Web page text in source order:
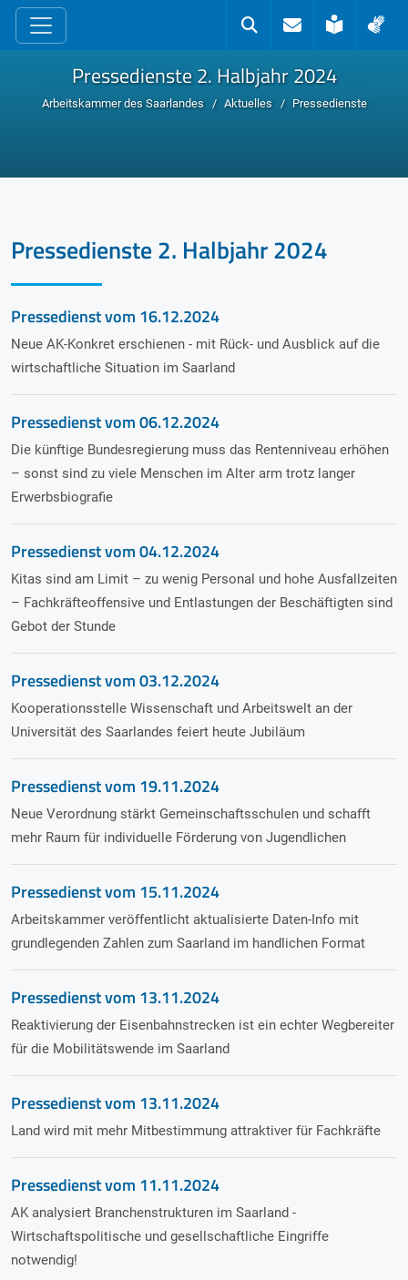
zum Inhalt
SucheKontakt
Leichte
Pressedienste 2. Halbjahr 2024
Arbeitskammer des Saarlandes Aktuelles Pressedienste
Pressedienste 2. Halbjahr 2024
Pressedienst vom 16.12.2024
Neue AK-Konkret erschienen - mit Rück- und Ausblick auf die
wirtschaftliche Situation im Saarland
Pressedienst vom06.12.2024
Die künftige Bundesregierung muss das Rentenniveau erhöhen
– sonst sind zu viele Menschen im Alter arm trotz langer
Erwerbsbiografie
Pressedienst vom04.12.2024
Kitas sind am Limit – zu wenig Personal und hohe Ausfallzeiten
– Fachkräfteoffensive und Entlastungen der Beschäftigten sind
Gebot der Stunde
Pressedienst vom03.12.2024
Kooperationsstelle Wissenschaft und Arbeitswelt an der
Universität des Saarlandes feiert heute Jubiläum
Pressedienst vom 19.11.2024
Neue Verordnung stärkt Gemeinschaftsschulen und schafft
mehr Raum für individuelle Förderung von Jugendlichen
Pressedienst vom 15.11.2024
Arbeitskammer veröffentlicht aktualisierte Daten-Info mit
grundlegenden Zahlen zum Saarland im handlichen Format
Pressedienst vom 13.11.2024
Reaktivierung der Eisenbahnstrecken ist ein echter Wegbereiter
für die Mobilitätswende im Saarland
Pressedienst vom 13.11.2024
Land wird mit mehr Mitbestimmung attraktiver für Fachkräfte
Pressedienst vom 11.11.2024
AK analysiert Branchenstrukturen im Saarland -
Wirtschaftspolitische und gesellschaftliche Eingriffe
notwendig!